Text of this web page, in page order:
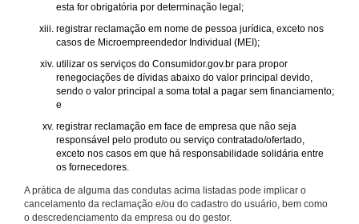
esta for obrigatória por determinação legal;
registrar reclamação em nome de pessoa jurídica, exceto nos
casos de Microempreendedor Individual (MEI);
utilizar os serviços do Consumidor.gov.br para propor
renegociações de dívidas abaixo do valor principal devido,
sendo o valor principal a soma total a pagar sem financiamento;
e
registrar reclamação em face de empresa que não seja
responsável pelo produto ou serviço contratado/ofertado,
exceto nos casos em que há responsabilidade solidária entre
os fornecedores.
A prática de alguma das condutas acima listadas pode implicar o
cancelamento da reclamação e/ou do cadastro do usuário, bem como
o descredenciamento da empresa ou do gestor.